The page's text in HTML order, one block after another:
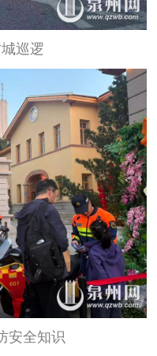
巡逻
安全知识